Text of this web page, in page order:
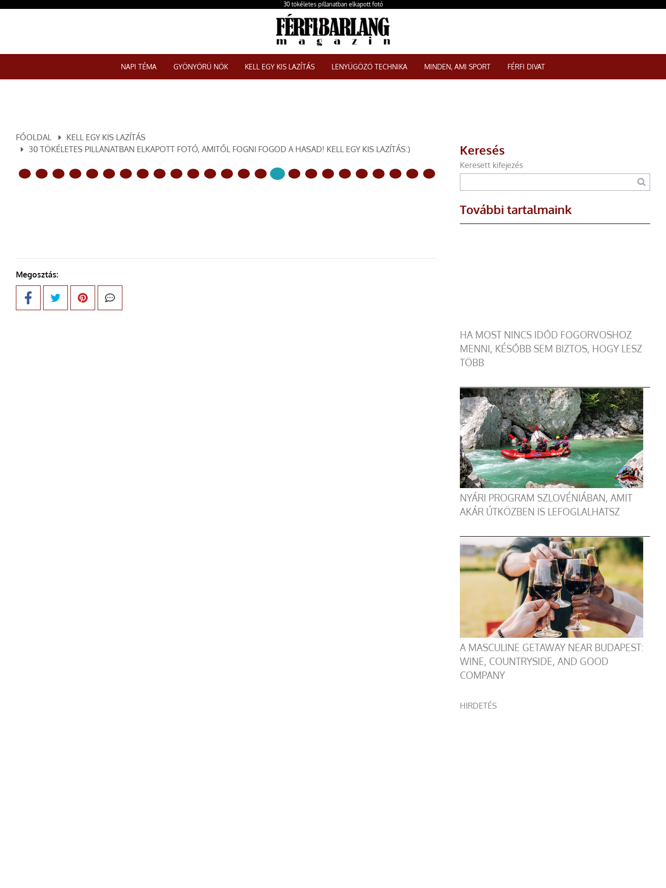
30 tökéletes pillanatban elkapott fotó
NAPI TÉMA GYÖNYÖRŰ NŐK KELL EGY KIS LAZÍTÁS LENYŰGÖZŐ TECHNIKA MINDEN, AMI SPORT FÉRFI DIVAT
FŐOLDAL
KELL EGY KIS LAZÍTÁS
30 TÖKÉLETES PILLANATBAN ELKAPOTT FOTÓ, AMITŐL FOGNI FOGOD A HASAD! KELL EGY KIS LAZÍTÁS:)
Megosztás:
Keresés
Keresett kifejezés
További tartalmaink
HA MOST NINCS IDŐD FOGORVOSHOZ
MENNI, KÉSŐBB SEM BIZTOS, HOGY LESZ
TÖBB
NYÁRI PROGRAM SZLOVÉNIÁBAN, AMIT
AKÁR ÚTKÖZBEN IS LEFOGLALHATSZ
A MASCULINE GETAWAY NEAR BUDAPEST:
WINE, COUNTRYSIDE, AND GOOD
COMPANY
HIRDETÉS